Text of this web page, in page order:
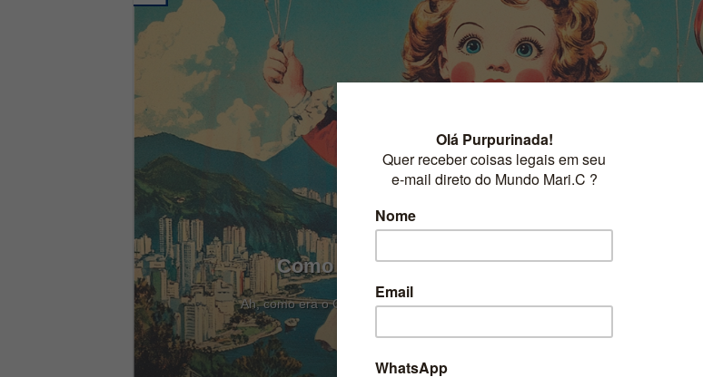
Como Era o Carnaval Antigamente no Brasil
Ah, como era o Carnaval antigamente no Brasil? Essa festa tão amada que faz o
CONTINUAR LENDO→